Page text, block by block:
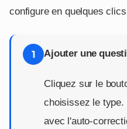
configure en quelques
1 Ajouter une
Cliquez sur le
choisissez le
avec l'auto-